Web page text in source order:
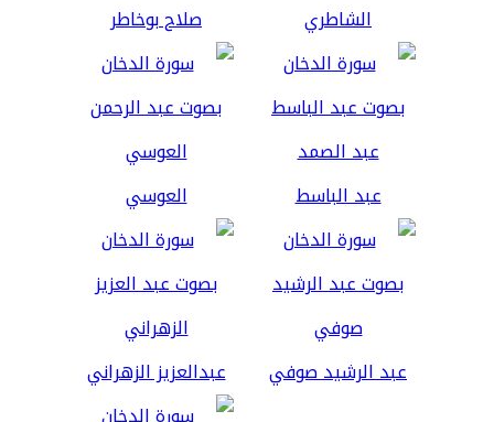
الشاطري صلاح بوخاطر
عبد الباسط العوسي
عبد الرشيد صوفي عبدالعزيز الزهراني